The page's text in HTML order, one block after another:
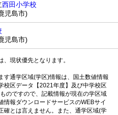
西田小学校
児島市)
児島市)
現状優先となります。
す通学区域(学区)情報は、国土数値情報
校区データ【2021年度】及び中学校区
のですので、記載情報が現在の学区域
情報ダウンロードサービスのWEBサイ
確とは言えません。また、通学区域(学